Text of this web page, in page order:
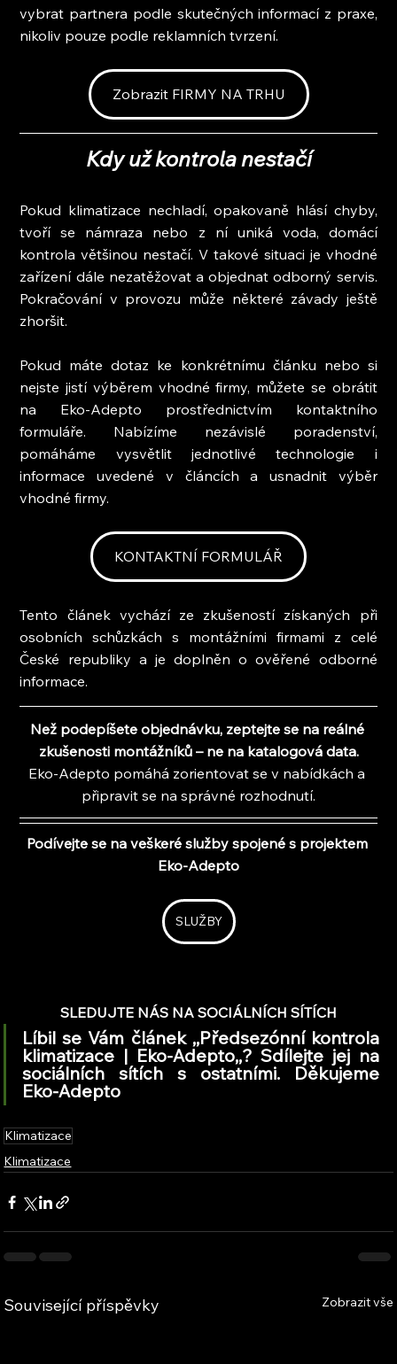
vybrat partnera podle skutečných informací z praxe,
nikoliv pouze podle reklamních tvrzení.
Zobrazit FIRMY NA TRHU
Kdy už kontrola nestačí
Pokud klimatizace nechladí, opakovaně hlásí chyby,
tvoří se námraza nebo z ní uniká voda, domácí
kontrola většinou nestačí. V takové situaci je vhodné
zařízení dále nezatěžovat a objednat odborný servis.
Pokračování v provozu může některé závady ještě
zhoršit.
Pokud máte dotaz ke konkrétnímu článku nebo si
nejste jistí výběrem vhodné firmy, můžete se obrátit
na Eko-Adepto prostřednictvím kontaktního
formuláře. Nabízíme nezávislé poradenství,
pomáháme vysvětlit jednotlivé technologie i
informace uvedené v článcích a usnadnit výběr
vhodné firmy.
KONTAKTNÍ FORMULÁŘ
Tento článek vychází ze zkušeností získaných při
osobních schůzkách s montážními firmami z celé
České republiky a je doplněn o ověřené odborné
informace.
Než podepíšete objednávku, zeptejte se na reálné
zkušenosti montážníků – ne na katalogová data.
Eko-Adepto pomáhá zorientovat se v nabídkách a
připravit se na správné rozhodnutí.
Podívejte se na veškeré služby spojené s projektem
Eko-Adepto
SLUŽBY
SLEDUJTE NÁS NA SOCIÁLNÍCH SÍTÍCH
Líbil se Vám článek ,,Předsezónní kontrola
klimatizace | Eko-Adepto,,? Sdílejte jej na
sociálních sítích s ostatními. Děkujeme
Eko-Adepto
Klimatizace
Klimatizace
Související příspěvky Zobrazit vše